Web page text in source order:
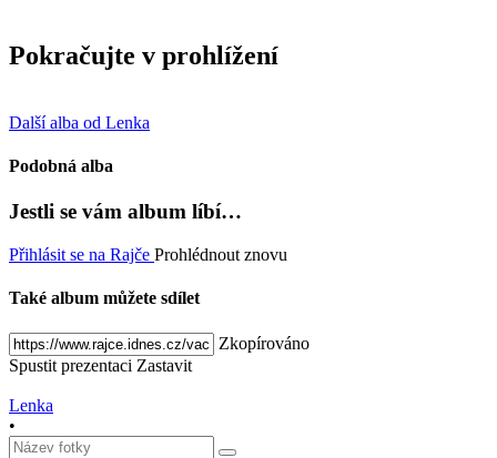
Pokračujte v prohlížení
Další alba od Lenka
Podobná alba
Jestli se vám album líbí…
Přihlásit se na Rajče Prohlédnout znovu
Také album můžete sdílet
Zkopírováno
Spustit prezentaci Zastavit
Lenka
•